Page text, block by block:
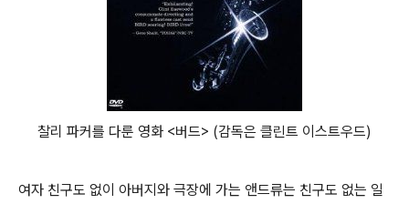
찰리 파커를 다룬 영화 <버드> (감독은 클린트 이스트우드)
여자 친구도 없이 아버지와 극장에 가는 앤드류는 친구도 없는 일